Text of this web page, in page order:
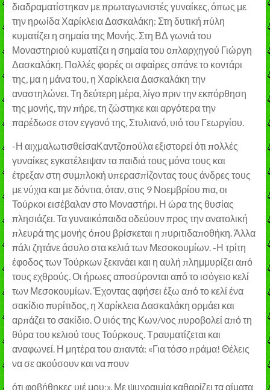
διαδραματίστηκαν με πρωταγωνιστές γυναίκες, όπως με
την ηρωίδα Χαρίκλεια Δασκαλάκη: Στη δυτική πύλη
κυματίζει η σημαία της Μονής. Στη ΒΔ γωνιά του
Μοναστηριού κυματίζει η σημαία του οπλαρχηγού Γιώργη
Δασκαλάκη. Πολλές φορές οι σφαίρες σπάνε το κοντάρι
της, μα η μάνα του, η Χαρίκλεια Δασκαλάκη την
αναστηλώνει. Τη δεύτερη μέρα, λίγο πριν την εκπόρθηση
της μονής, την πήρε, τη ζώστηκε και αργότερα την
παρέδωσε στον εγγονό της, Στυλιανό, υιό του Γεωργίου.
-Η αιχμαλωτισθείσαΚαντζοπούλα εξιστορεί ότι πολλές
γυναίκες εγκατέλειψαν τα παιδιά τους μόνα τους και
έτρεξαν στη συμπλοκή υπερασπίζοντας τους άνδρες τους
με νύχια και με δόντια, όταν, στις 9 Νοεμβρίου πια, οι
Τούρκοι εισέβαλαν στο Μοναστήρι. Η ώρα της θυσίας
πλησιάζει. Τα γυναικόπαιδα οδεύουν προς την ανατολική
πλευρά της μονής όπου βρίσκεται η πυριτιδαποθήκη. Άλλα
πάλι ζητάνε άσυλο στα κελιά των Μεσοκουμίων. -Η τρίτη
έφοδος των Τούρκων ξεκινάει και η αυλή πλημμυρίζει από
τους εχθρούς. Οι ήρωες αποσύρονται από το ισόγειο κελί
των Μεσοκουμίων. Έχοντας αφήσει έξω από το κελί ένα
σακίδιο πυρίτιδος, η Χαρίκλεια Δασκαλάκη ορμάει και
αρπάζει το σακίδιο. Ο υιός της Κων/νος πυροβολεί από τη
θύρα του κελιού τους Τούρκους. Τραυματίζεται και
αναφωνεί. Η μητέρα του απαντά: «Για τόσο πράμα! Θέλεις
να σε ακούσουν και να πουν
ότι φοβήθηκες υιέ μου;». Με ψυχραιμία καθαρίζει τα αίματα